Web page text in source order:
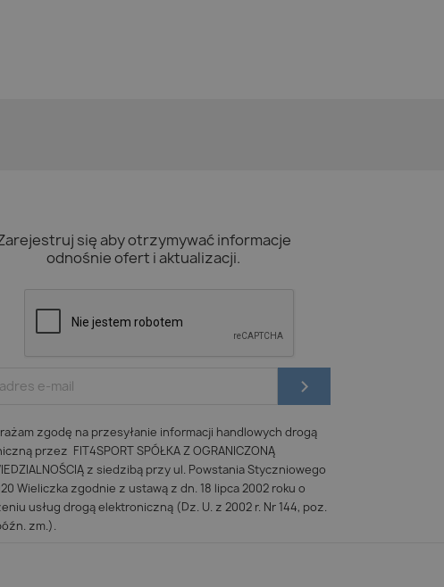
się aby otrzymywać informacje
odnośnie ofert i aktualizacji.
zgodę na przesyłanie informacji handlowych drogą
przez FIT4SPORT SPÓŁKA Z OGRANICZONĄ
z siedzibą przy ul. Powstania Styczniowego
Wieliczka zgodnie z ustawą z dn. 18 lipca 2002 roku o
usług drogą elektroniczną (Dz. U. z 2002 r. Nr 144, poz.
zm.).